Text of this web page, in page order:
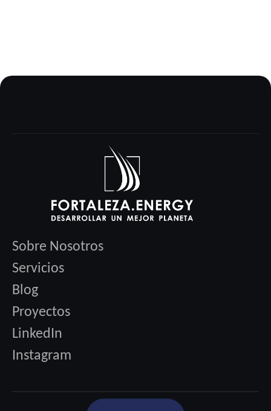
Sobre Nosotros
Servicios
Blog
Proyectos
LinkedIn
Instagram